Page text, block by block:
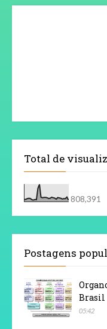
Total de
808,391
Postagens
Brasil
05:42